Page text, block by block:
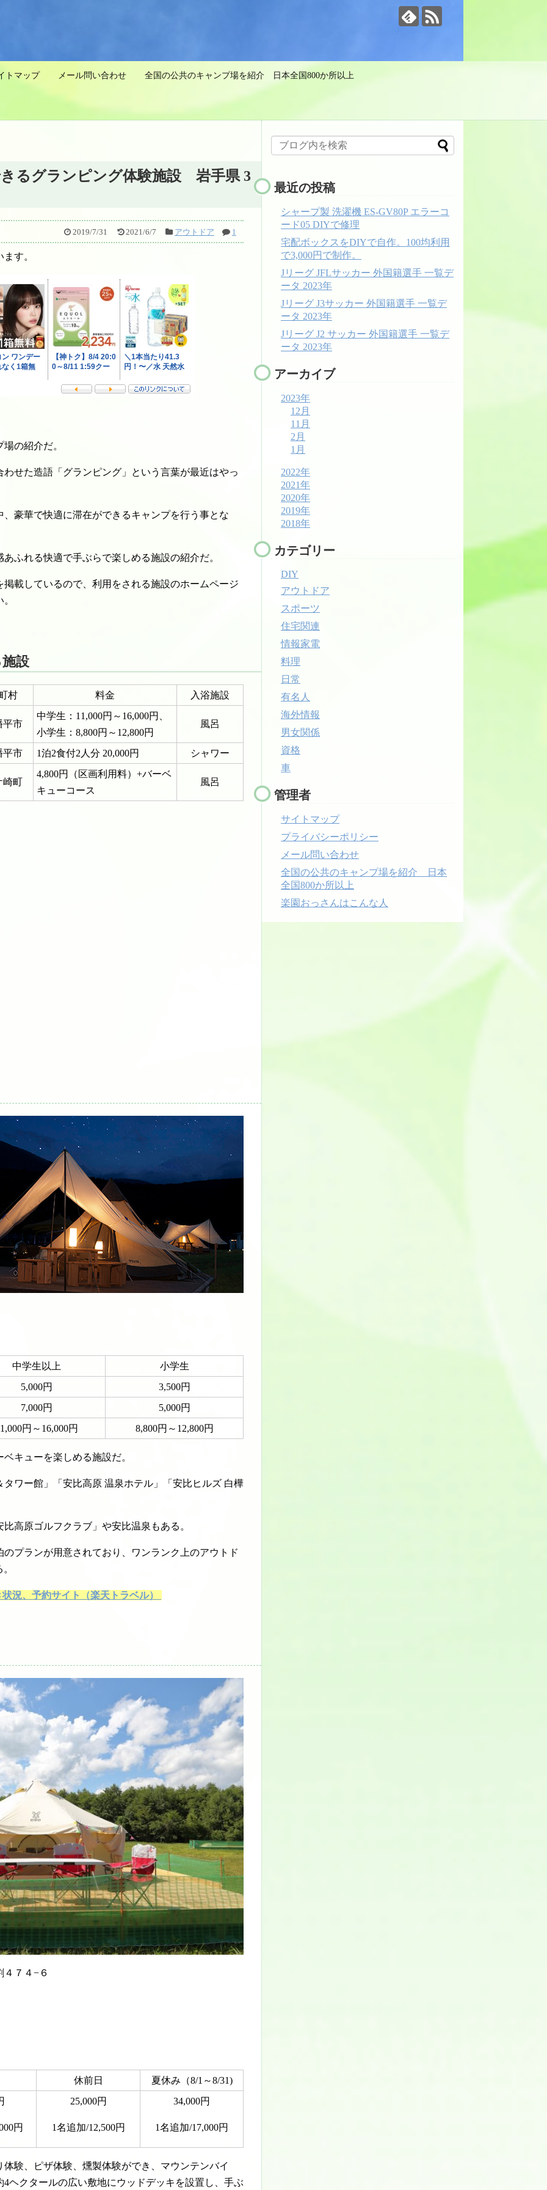
トマップ メール問い合わせ 全国の公共のキャンプ場を紹介 日本全国800か所以上
るグランピング体験施設 岩手県 3
2019/7/31 2021/6/7 アウトドア 1
す。
の紹介だ。
せた造語「グランピング」という言葉が最近はやっ
豪華で快適に滞在ができるキャンプを行う事とな
ふれる快適で手ぶらで楽しめる施設の紹介だ。
載しているので、利用をされる施設のホームページ
設
村 料金 入浴施設
平市
中学生：11,000円～16,000円、
小学生：8,800円～12,800円
風呂
平市 1泊2食付2人分 20,000円 シャワー
崎町
4,800円（区画利用料）+バーベ
キューコース
風呂
中学生以上
小学生
5,000円
3,500円
7,000円
5,000円
円～16,000円
8,800円～12,800円
キューを楽しめる施設だ。
ワー館」「安比高原 温泉ホテル」「安比ヒルズ 白樺
高原ゴルフクラブ」や安比温泉もある。
プランが用意されており、ワンランク上のアウトド
況、予約サイト（楽天トラベル）
７４−６
休前日
夏休み（8/1～8/31)
円
25,000円
1名追加/12,500円
34,000円
1名追加/17,000円
験、ピザ体験、燻製体験ができ、マウンテンバイ
ヘクタールの広い敷地にウッドデッキを設置し、手ぶ
最近の投稿
シャープ製 洗濯機 ES-GV80P エラーコ
ード05 DIYで修理
宅配ボックスをDIYで自作。100均利用
で3,000円で制作。
Jリーグ JFLサッカー 外国籍選手 一覧デ
ータ 2023年
Jリーグ J3サッカー 外国籍選手 一覧デ
ータ 2023年
Jリーグ J2 サッカー 外国籍選手 一覧デ
ータ 2023年
アーカイブ
2023年
12月
11月
2月
1月
2022年
2021年
2020年
2019年
2018年
カテゴリー
DIY
アウトドア
スポーツ
住宅関連
情報家電
料理
日常
有名人
海外情報
男女関係
資格
車
管理者
サイトマップ
プライバシーポリシー
メール問い合わせ
全国の公共のキャンプ場を紹介 日本
全国800か所以上
楽園おっさんはこんな人